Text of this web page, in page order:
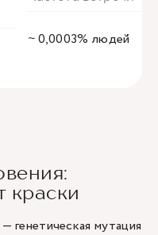
~ 0,0003% людей
краски
генетическая мутация